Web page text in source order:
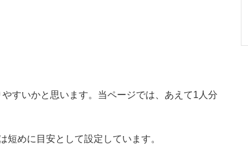
すいかと思います。当ページでは、あえて1人分
めに目安として設定しています。